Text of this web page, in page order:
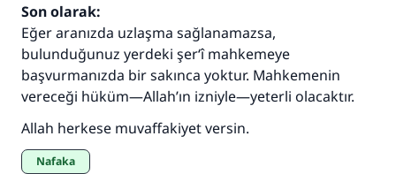
Son olarak:
Eğer aranızda uzlaşma sağlanamazsa,
bulunduğunuz yerdeki şer‘î mahkemeye
başvurmanızda bir sakınca yoktur. Mahkemenin
vereceği hüküm—Allah’ın izniyle—yeterli olacaktır.
Allah herkese muvaffakiyet versin.
Nafaka